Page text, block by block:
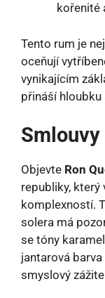
kořenité
Tento rum je
oceňují
vynikajícím
přináší hloubku
Objevte Ron
republiky,
komplexností.
solera má
se tóny
jantarová
smyslový